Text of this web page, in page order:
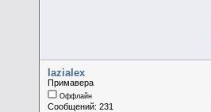
lazialex
Примавера
Оффлайн
Сообщений: 231